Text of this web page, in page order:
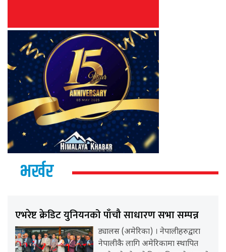
भर्खर
एभरेष्ट क्रेडिट युनियनको पाँचौ साधारण सभा सम्पन्न
ड्यालस (अमेरिका) । नेपालीहरुद्वारा
नेपालीकै लागि अमेरिकामा स्थापित